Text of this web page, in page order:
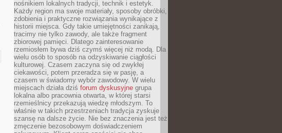
nośnikiem lokalnych tradycji, technik i estetyk.
Każdy region ma swoje materiały, sposoby obróbki,
zdobienia i praktyczne rozwiązania wynikające z
historii miejsca. Gdy takie umiejętności zanikają,
tracimy nie tylko zawody, ale także fragment
zbiorowej pamięci. Dlatego zainteresowanie
rzemiosłem bywa dziś czymś więcej niż modą. Dla
wielu osób to sposób na odzyskiwanie ciągłości
kulturowej. Czasem zaczyna się od zwykłej
ciekawości, potem przeradza się w pasję, a
czasem w świadomy wybór zawodowy. W wielu
miejscach działa dziś forum dyskusyjne grupa
lokalna albo pracownia otwarta, w której starsi
rzemieślnicy przekazują wiedzę młodszym. To
właśnie w takich przestrzeniach tradycja zyskuje
szansę na dalsze życie. Nie bez znaczenia jest też
zmęczenie bezosobowym doświadczeniem